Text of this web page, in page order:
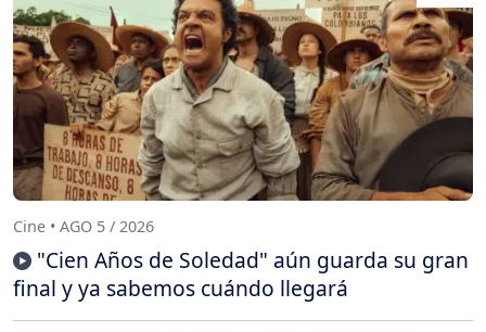
Cine • AGO 5 / 2026
"Cien Años de Soledad" aún guarda su gran
final y ya sabemos cuándo llegará